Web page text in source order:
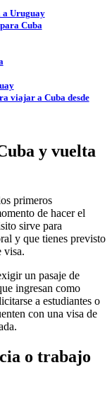
a Uruguay
Cuba
viajar a Cuba desde
y vuelta
primeros
de hacer el
sirve para
y que tienes previsto
visa.
un pasaje de
ingresan como
a estudiantes o
con una visa de
o trabajo